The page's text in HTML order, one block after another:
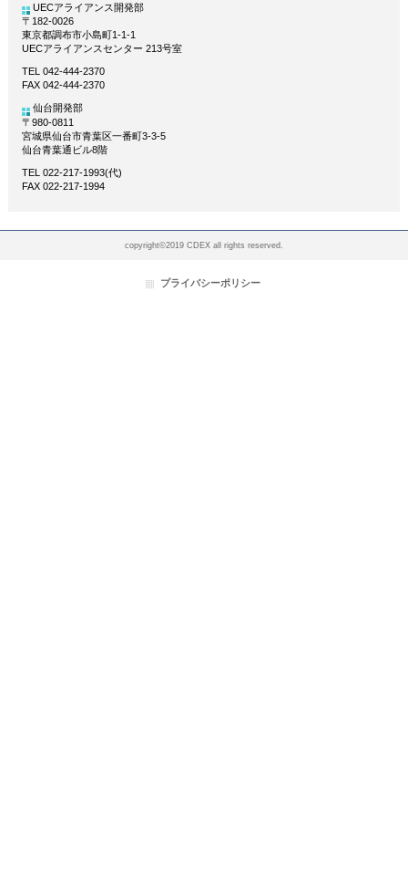
UECアライアンス開発部
〒182-0026
東京都調布市小島町1-1-1
UECアライアンスセンター 213号室
TEL 042-444-2370
FAX 042-444-2370
仙台開発部
〒980-0811
宮城県仙台市青葉区一番町3-3-5
仙台青葉通ビル8階
TEL 022-217-1993(代)
FAX 022-217-1994
copyright©2019 CDEX all rights reserved.
プライバシーポリシー